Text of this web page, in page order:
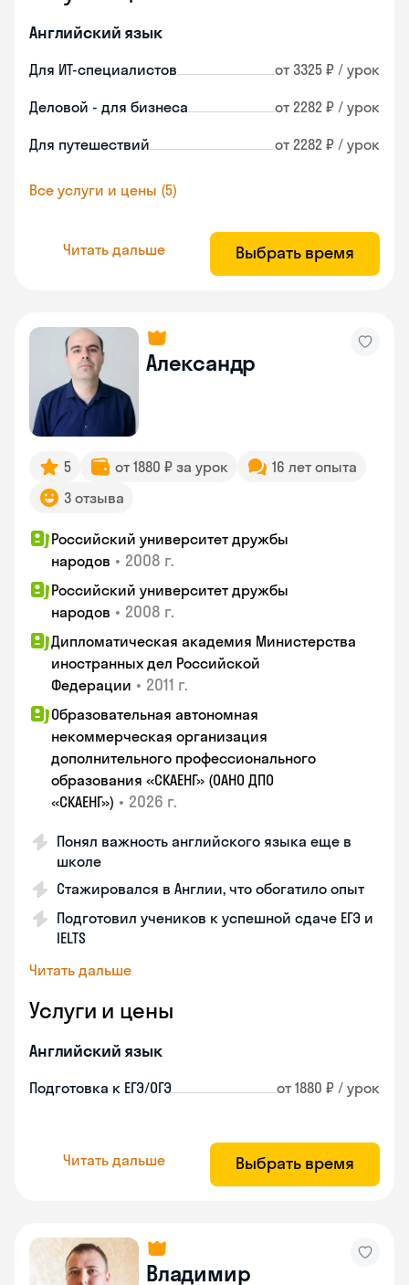
Английский язык
Для ИТ-специалистов от 3325 ₽ / урок
Деловой - для бизнеса от 2282 ₽ / урок
Для путешествий от 2282 ₽ / урок
Все услуги и цены (5)
Читать дальше Выбрать время
Александр
5 от 1880 ₽ за урок
16 лет опыта
3 отзыва
Российский университет дружбы
народов • 2008 г.
Российский университет дружбы
народов • 2008 г.
Дипломатическая академия Министерства
иностранных дел Российской
Федерации • 2011 г.
Образовательная автономная
некоммерческая организация
дополнительного профессионального
образования «СКАЕНГ» (ОАНО ДПО
«СКАЕНГ») • 2026 г.
Понял важность английского языка еще в
школе
Стажировался в Англии, что обогатило опыт
Подготовил учеников к успешной сдаче ЕГЭ и
IELTS
Читать дальше
Услуги и цены
Английский язык
Подготовка к ЕГЭ/ОГЭ от 1880 ₽ / урок
Читать дальше Выбрать время
Владимир